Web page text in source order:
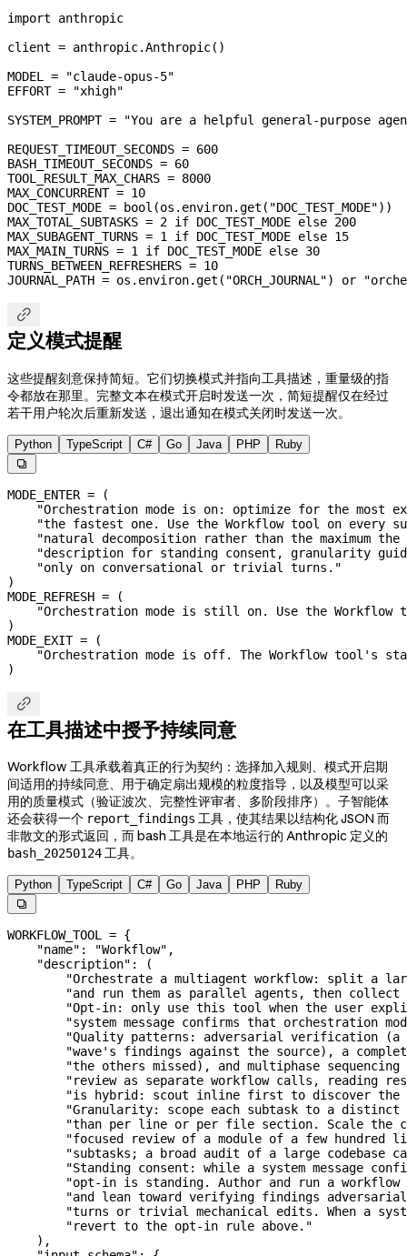
import anthropic
client = anthropic.Anthropic()
MODEL
= "claude-opus-5"
EFFORT = "xhigh"
SYSTEM_PROMPT = "You are a helpful general-purpose
REQUEST_TIMEOUT_SECONDS = 600
BASH_TIMEOUT_SECONDS = 60
TOOL_RESULT_MAX_CHARS = 8000
MAX_CONCURRENT = 10
DOC_TEST_MODE = bool (os.environ.get( "DOC_TEST_MODE"))
MAX_TOTAL_SUBTASKS = 2 if DOC_TEST_MODE else 200
MAX_SUBAGENT_TURNS = 1 if DOC_TEST_MODE else 15
MAX_MAIN_TURNS = 1 if DOC_TEST_MODE else 30
TURNS_BETWEEN_REFRESHERS = 10
JOURNAL_PATH = os.environ.get( "ORCH_JOURNAL") or

定义模式提醒
这些提醒刻意保持简短。它们切换模式并指向工具描述，重量级的指
令都放在那里。完整文本在模式开启时发送一次，简短提醒仅在经过
若干用户轮次后重新发送，退出通知在模式关闭时发送一次。
Python TypeScript C# Go Java PHP Ruby

MODE_ENTER = (
"Orchestration mode is on: optimize for the most
"the fastest one. Use the Workflow tool on every
"natural decomposition rather than the maximum
"description for standing consent, granularity
    "only on conversational or trivial turns."
)
MODE_REFRESH = (
"Orchestration mode is still on. Use the Workflow
)
MODE_EXIT = (
"Orchestration mode is off. The Workflow tool's
)

在工具描述中授予持续同意
Workflow 工具承载着真正的行为契约：选择加入规则、模式开启期
间适用的持续同意、用于确定扇出规模的粒度指导，以及模型可以采
用的质量模式（验证波次、完整性评审者、多阶段排序）。子智能体
还会获得一个 report_findings 工具，使其结果以结构化 JSON 而
非散文的形式返回，而 bash 工具是在本地运行的 Anthropic 定义的
bash_20250124工具。
Python TypeScript C# Go Java PHP Ruby

WORKFLOW_TOOL = {
    "name"
: "Workflow" ,
    "description"
: (
"Orchestrate a multiagent workflow: split a
"and run them as parallel agents, then collect
"Opt-in: only use this tool when the user
"system message confirms that orchestration
"Quality patterns: adversarial verification
"wave's findings against the source), a
"the others missed), and multiphase
"review as separate workflow calls, reading
"is hybrid: scout inline first to discover
"Granularity: scope each subtask to a
"than per line or per file section. Scale the
"focused review of a module of a few hundred
"subtasks; a broad audit of a large codebase
"Standing consent: while a system message
"opt-in is standing. Author and run a
"and lean toward verifying findings
"turns or trivial mechanical edits. When a
        "revert to the opt-in rule above."
    ),